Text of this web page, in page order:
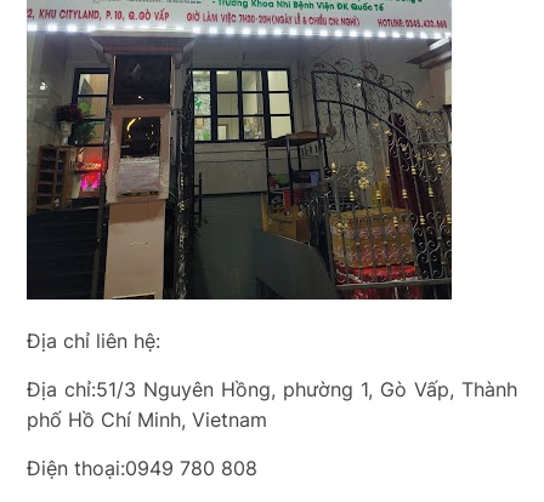
Địa chỉ liên hệ:
Địa chỉ:51/3 Nguyên Hồng, phường 1, Gò Vấp, Thành
phố Hồ Chí Minh, Vietnam
Điện thoại:0949 780 808